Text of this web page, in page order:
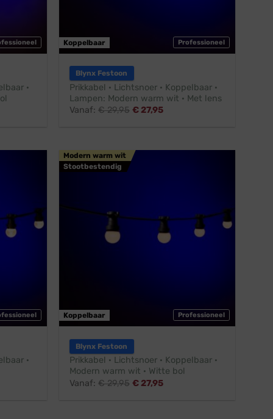
·
Professioneel
Koppelbaar
Blynx Festoon
Prikkabel · Lichtsnoer · Koppelbaar ·
Lampen: Modern warm wit · Met lens
Vanaf: €29,95 € 27,95
·
Professioneel
Modern warm wit
Stootbestendig
Koppelbaar
Blynx Festoon
Prikkabel · Lichtsnoer · Koppelbaar ·
Modern warm wit · Witte bol
Vanaf: €29,95 € 27,95